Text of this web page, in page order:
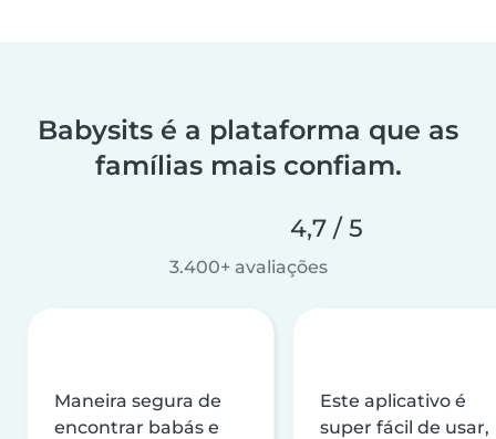
Babysits é a plataforma que as
famílias mais confiam.
4,7 / 5
3.400+ avaliações
Maneira segura de
encontrar babás e
Este aplicativo é
super fácil de usar,